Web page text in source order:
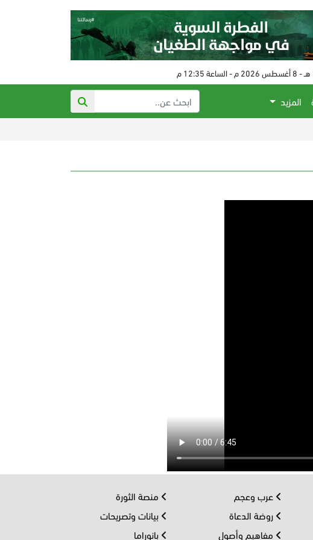
المزيد
عرب وعجم
روضة الدعاة
مفاهيم وأصول
منصة الثورة
بيانات وتصريحات
بانوراما